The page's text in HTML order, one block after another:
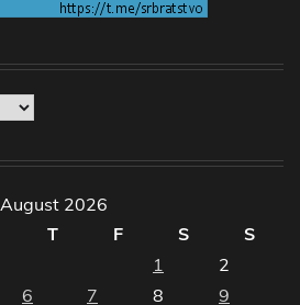
August 2026
T F S
S
1
2
6 7 8
9